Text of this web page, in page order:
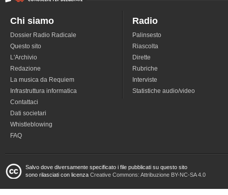
Chi siamo
Dossier Radio Radicale
Questo sito
L'Archivio
Redazione
La musica da Requiem
Infrastruttura informatica
Contattaci
Dati societari
Whistleblowing
FAQ
Radio
Palinsesto
Riascolta
Dirette
Rubriche
Interviste
Statistiche audio/video
Salvo dove diversamente specificato i file pubblicati su questo sito
sono rilasciati con licenza Creative Commons: Attribuzione BY-NC-SA 4.0